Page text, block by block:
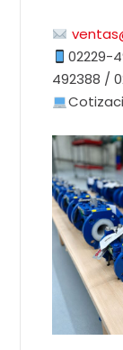
02229-
492388 /